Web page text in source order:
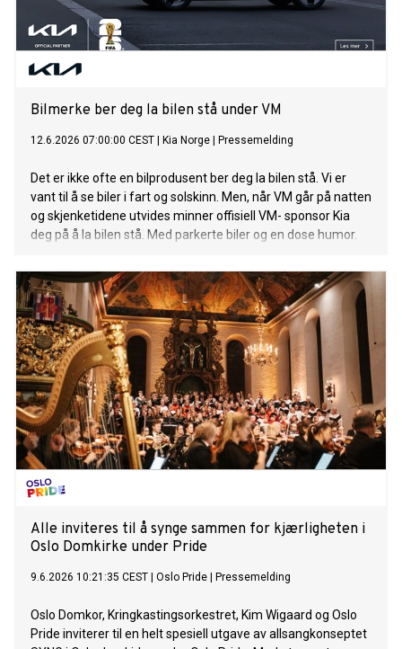
Bilmerke ber deg la bilen stå under VM
12.6.2026 07:00:00 CEST Kia Norge Pressemelding
Det er ikke ofte en bilprodusent ber deg la bilen stå. Vi er
vant til å se biler i fart og solskinn. Men, når VM går på natten
og skjenketidene utvides minner offisiell VM- sponsor Kia
deg på å la bilen stå. Med parkerte biler og en dose humor.
Alle inviteres til å synge sammen for kjærligheten i
Oslo Domkirke under Pride
9.6.2026 10:21:35 CEST Oslo Pride Pressemelding
Oslo Domkor, Kringkastingsorkestret, Kim Wigaard og Oslo
Pride inviterer til en helt spesiell utgave av allsangkonseptet